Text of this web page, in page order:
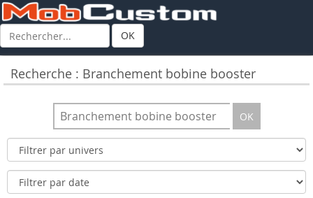
OK
Recherche : Branchement bobine booster
OK